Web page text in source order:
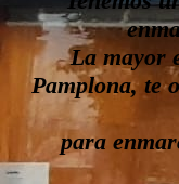
La mayor
Pamplona, te
para